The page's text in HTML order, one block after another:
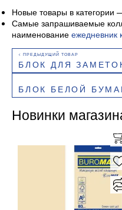
Новые товары в категории
Самые запрашиваемые
наименование ежедневник
БЛОК ДЛЯ ЗАМЕТОК BUROMAX
БЛОК БЕЛОЙ БУМАГИ ДЛЯ
Новинки